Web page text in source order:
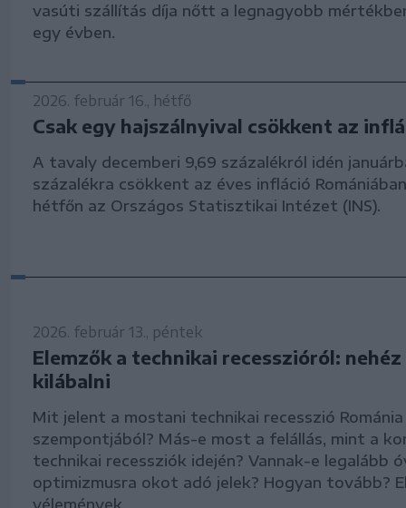
vasúti szállítás díja nőtt a legnagyobb
egy évben.
2026. február 16., hétfő
Csak egy hajszálnyival csökkent az
A tavaly decemberi 9,69 százalékról idén
százalékra csökkent az éves infláció
hétfőn az Országos Statisztikai Intézet (INS).
2026. február 13., péntek
Elemzők a technikai recesszióról: nehéz
kilábalni
Mit jelent a mostani technikai recesszió
szempontjából? Más-e most a felállás, mint a
technikai recessziók idején? Vannak-e legalább
optimizmusra okot adó jelek? Hogyan tovább?
vélemények.